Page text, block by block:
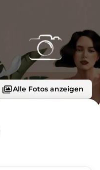
Alle Fotos anzeigen